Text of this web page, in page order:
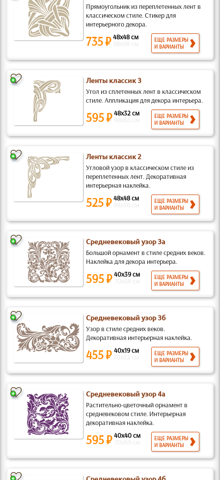
Прямоугольник из переплетенных лент в
классическом стиле. Стикер для
интерьерного декора.
735 ₽48x48 см
ЕЩЕ РАЗМЕРЫ
И ВАРИАНТЫ
Ленты классик 3
Угол из сплетенных лент в классическом
стиле. Аппликация для декора интерьера.
595 ₽48x32 см
ЕЩЕ РАЗМЕРЫ
И ВАРИАНТЫ
Ленты классик 2
Угловой узор в классическом стиле из
переплетенных лент. Декоративная
интерьерная наклейка.
525 ₽48x48 см
ЕЩЕ РАЗМЕРЫ
И ВАРИАНТЫ
Средневековый узор 3а
Большой орнамент в стиле средних веков.
Наклейка для декора интерьера.
595 ₽40x39 см
ЕЩЕ РАЗМЕРЫ
И ВАРИАНТЫ
Средневековый узор 3б
Узор в стиле средних веков.
Декоративная интерьерная наклейка.
455 ₽ 40x19 см
ЕЩЕ РАЗМЕРЫ
И ВАРИАНТЫ
Средневековый узор 4а
Растительно-цветочный орнамент в
средневековом стиле. Интерьерная
декоративная наклейка.
595 ₽40x40 см
ЕЩЕ РАЗМЕРЫ
И ВАРИАНТЫ